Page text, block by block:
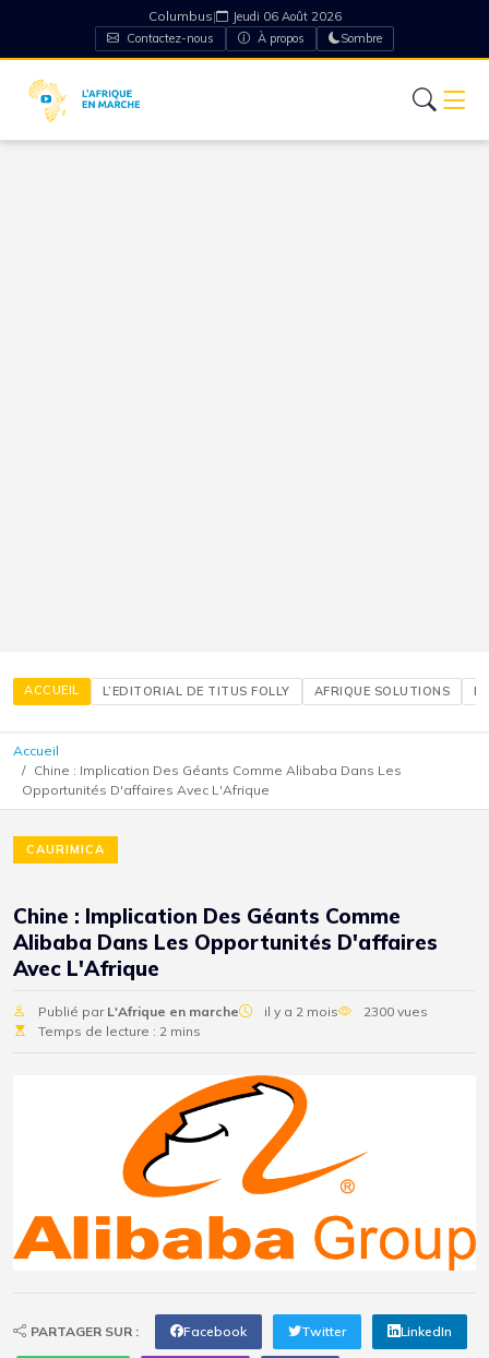
Columbus|
Jeudi 06 Août 2026
Contactez-nous
À propos Sombre
ACCUEIL L’EDITORIAL DE TITUS FOLLY AFRIQUE SOLUTIONS
Accueil
Chine : Implication Des Géants Comme Alibaba Dans Les
Opportunités D'affaires Avec L'Afrique
CAURIMICA
Chine : Implication Des Géants Comme
Alibaba Dans Les Opportunités D'affaires
Avec L'Afrique
Publié par L'Afrique en marche il y a 2 mois
2300 vues
Temps de lecture : 2 mins
PARTAGER SUR : Facebook Twitter LinkedIn